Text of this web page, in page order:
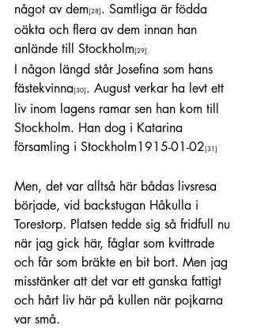
något av dem[28] . Samtliga är födda
oäkta och flera av dem innan han
anlände till Stockholm[29].
I någon längd står Josefina som hans
fästekvinna[30] . August verkar ha levt ett
liv inom lagens ramar sen han kom till
Stockholm. Han dog i Katarina
församling i Stockholm1915-01-02[31]
Men, det var alltså här bådas livsresa
började, vid backstugan Håkulla i
Torestorp. Platsen tedde sig så fridfull nu
när jag gick här, fåglar som kvittrade
och får som bräkte en bit bort. Men jag
misstänker att det var ett ganska fattigt
och hårt liv här på kullen när pojkarna
var små.